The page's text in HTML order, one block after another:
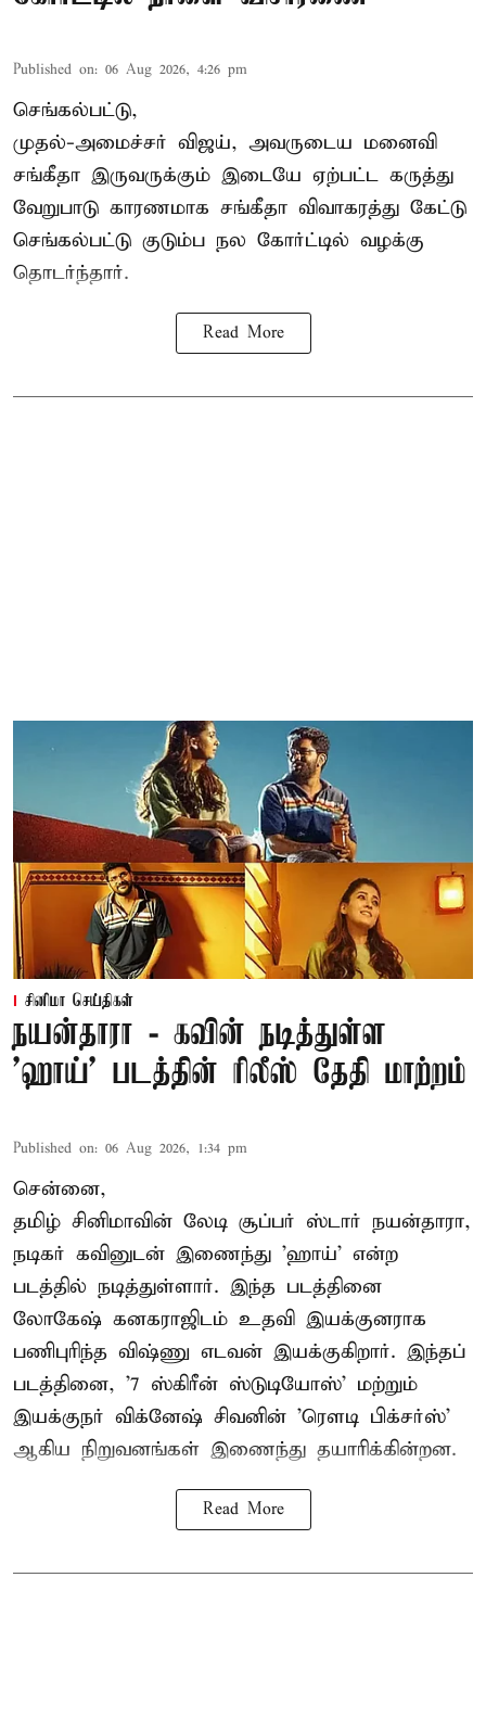
Published on: 06 Aug 2026, 4:26 pm
செங்கல்பட்டு,
முதல்-அமைச்சர் விஜய், அவருடைய மனைவி
சங்கீதா இருவருக்கும் இடையே ஏற்பட்ட கருத்து
வேறுபாடு காரணமாக சங்கீதா விவாகரத்து கேட்டு
செங்கல்பட்டு குடும்ப நல கோர்ட்டில் வழக்கு
தொடர்ந்தார்.
Read More
சினிமா செய்திகள்
நயன்தாரா - கவின் நடித்துள்ள
'ஹாய்' படத்தின் ரிலீஸ் தேதி மாற்றம்
Published on: 06 Aug 2026, 1:34 pm
சென்னை,
தமிழ் சினிமாவின் லேடி சூப்பர் ஸ்டார் நயன்தாரா,
நடிகர் கவினுடன் இணைந்து 'ஹாய்' என்ற
படத்தில் நடித்துள்ளார். இந்த படத்தினை
லோகேஷ் கனகராஜிடம் உதவி இயக்குனராக
பணிபுரிந்த விஷ்ணு எடவன் இயக்குகிறார். இந்தப்
படத்தினை, '7 ஸ்கிரீன் ஸ்டுடியோஸ்' மற்றும்
இயக்குநர் விக்னேஷ் சிவனின் 'ரௌடி பிக்சர்ஸ்'
ஆகிய நிறுவனங்கள் இணைந்து தயாரிக்கின்றன.
Read More